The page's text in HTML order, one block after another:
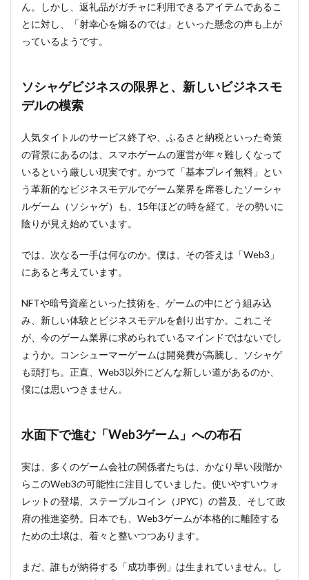
ん。しかし、返礼品がガチャに利用できるアイテムであるこ
とに対し、「射幸心を煽るのでは」といった懸念の声も上が
っているようです。
ソシャゲビジネスの限界と、新しいビジネスモ
デルの模索
人気タイトルのサービス終了や、ふるさと納税といった奇策
の背景にあるのは、スマホゲームの運営が年々難しくなって
いるという厳しい現実です。かつて「基本プレイ無料」とい
う革新的なビジネスモデルでゲーム業界を席巻したソーシャ
ルゲーム（ソシャゲ）も、15年ほどの時を経て、その勢いに
陰りが見え始めています。
では、次なる一手は何なのか。僕は、その答えは「Web3」
にあると考えています。
NFTや暗号資産といった技術を、ゲームの中にどう組み込
み、新しい体験とビジネスモデルを創り出すか。これこそ
が、今のゲーム業界に求められているマインドではないでし
ょうか。コンシューマーゲームは開発費が高騰し、ソシャゲ
も頭打ち。正直、Web3以外にどんな新しい道があるのか、
僕には思いつきません。
水面下で進む「Web3ゲーム」への布石
実は、多くのゲーム会社の関係者たちは、かなり早い段階か
らこのWeb3の可能性に注目していました。使いやすいウォ
レットの登場、ステーブルコイン（JPYC）の普及、そして政
府の推進姿勢。日本でも、Web3ゲームが本格的に離陸する
ための土壌は、着々と整いつつあります。
まだ、誰もが納得する「成功事例」は生まれていません。し